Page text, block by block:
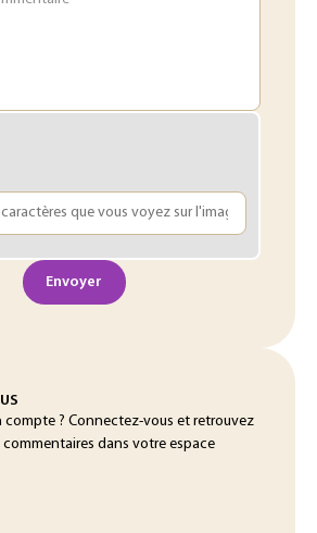
Envoyer
compte ? Connectez-vous et retrouvez
dans votre espace